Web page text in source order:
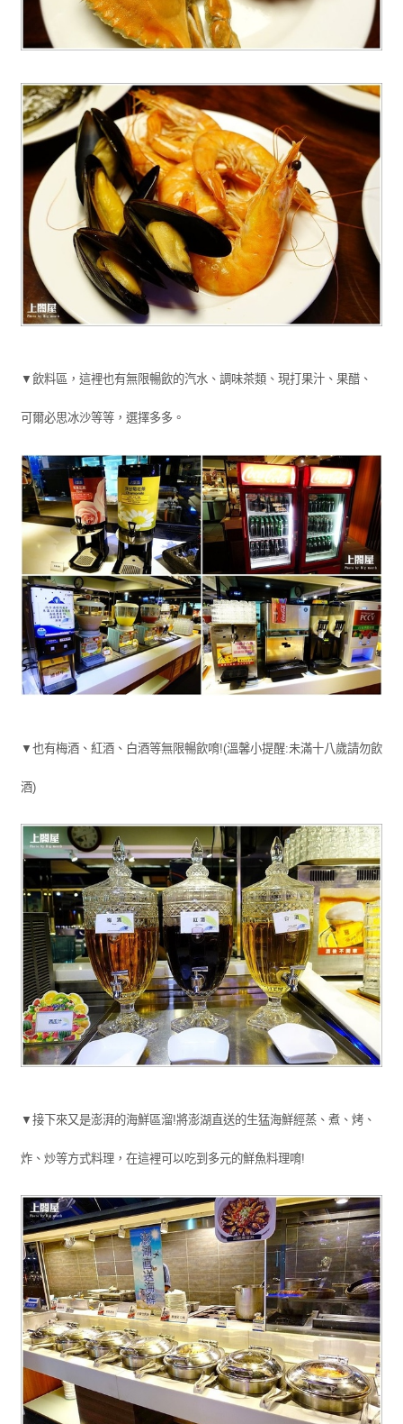
▼飲料區，這裡也有無限暢飲的汽水、調味茶類、現打果汁、果醋、
可爾必思冰沙等等，選擇多多。
▼也有梅酒、紅酒、白酒等無限暢飲唷!(溫馨小提醒:未滿十八歲請勿飲
酒)
▼接下來又是澎湃的海鮮區溜!將澎湖直送的生猛海鮮經蒸、煮、烤、
炸、炒等方式料理，在這裡可以吃到多元的鮮魚料理唷!